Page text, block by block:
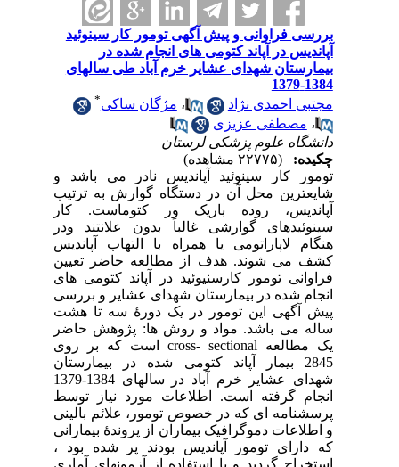
بررسی فراوانی و پیش آگهی تومور کار سینوئید
آپاندیس در آپاند کتومی های انجام شده در
بیمارستان شهدای عشایر خرم آباد طی سالهای
1384-1379
مجتبی احمدی ن‍ژاد
،مژگان ساکی
،مصطفی عزیزی
دانشگاه علوم پزشکی لرستان
چکیده:
تومور کار سینوئید آپاندیس نادر می باشد و
شایعترین محل آن در دستگاه گوارش به ترتیب
آپاندیس، روده باریک ور کتوماست. کار
سینوئیدهای گوارشی غالباً بدون علانتند ودر
هنگام لاپاراتومی یا همراه با التهاب آپاندیس
کشف می شوند. هدف از مطالعه حاضر تعیین
فراوانی تومور کارسنیوئید در آپاند کتومی های
انجام شده در بیمارستان شهدای عشایر و بررسی
پیش آگهی این تومور در یک دورۀ سه تا هشت
ساله می باشد. مواد و روش ها: پژوهش حاضر
یک مطالعه cross- sectional است که بر روی
2845 بیمار آپاند کتومی شده در بیمارستان
شهدای عشایر خرم آباد در سالهای 1384-1379
انجام گرفته است. اطلاعات مورد نیاز توسط
پرسشنامه ای که در خصوص تومور، علائم بالینی
و اطلاعات دموگرافیک بیماران از پروندۀ بیمارانی
که دارای تومور آپاندیس بودند پر شده بود ،
استخراج گردید و با استفاده از آزمونهای آماری